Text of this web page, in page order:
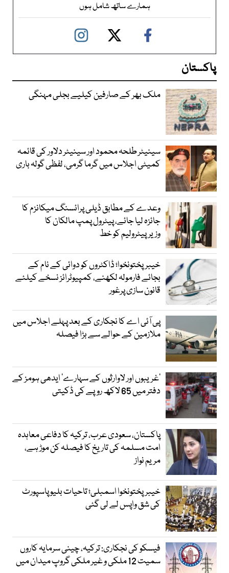
ہمارے ساتھ شامل ہوں
پاکستان
ملک بھر کے صارفین کیلیے بجلی مہنگی
سینیٹر طلحہ محمود اور سینیٹر دلاور کی قائمہ
کمیٹی اجلاس میں گرما گرمی، لفظی گولہ باری
وعدے کے مطابق ڈیلی پرائسنگ میکانزم کا
جائزہ لیا جائے، پیٹرول پمپ مالکان کا
وزیرپیٹرولیم کو خط
خیبرپختونخوا؛ ڈاکٹروں کو دوائی کے نام کے
بجائے فارمولہ لکھنے، کمپیوٹرائز نسخے کیلئے
قانون سازی پرغور
پی آئی اے کا نجکاری کے بعد پہلے اجلاس میں
ملازمین کے حوالے سے بڑا فیصلہ
’غریبوں اور لاوارثوں کے سہارے‘ ایدھی ہومز کے
دفتر میں 65 لاکھ روپے کی ڈکیتی
پاکستان، سعودی عرب، ترکیہ کا دفاعی معاہدہ
امت مسلمہ کی تاریخ کا فیصلہ کن موڑ ہے،
مریم نواز
خیبرپختونخوا اسمبلی؛ تاحیات بلیو پاسپورٹ
کی شق واپس لے لی گئی
فیسکو کی نجکاری: ترکیہ، چینی سرمایہ کاروں
سمیت 12 ملکی و غیر ملکی گروپ میدان میں